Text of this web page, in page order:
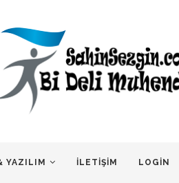
YAZILIM İLETIŞIM LOGIN